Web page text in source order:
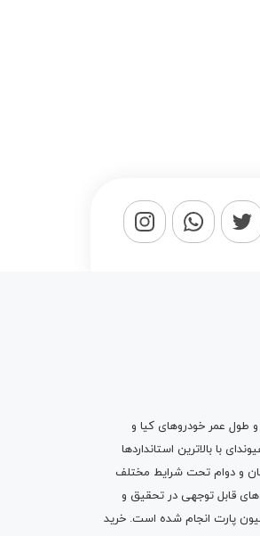
و طول عمر خودروهای کیا و
با بالاترین استانداردها
و دوام تحت شرایط مختلف
قابل توجهی در تحقیق و
پارت انجام شده است. خرید